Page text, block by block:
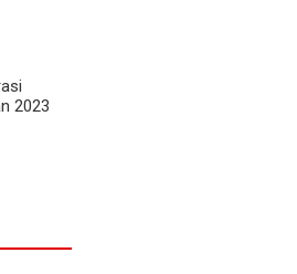
2023